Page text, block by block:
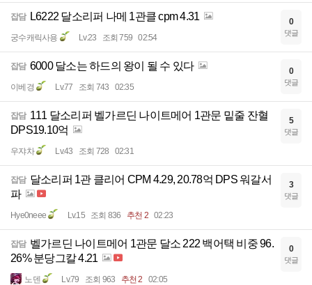
잡담 L6222 달소리퍼 나메 1관클 cpm 4.31
궁수캐릭사용 Lv.23 조회 759 02:54
0
댓글
잡담 6000 달소는 하드의 왕이 될 수 있다
이베경 Lv.77 조회 743 02:35
0
댓글
잡담 111 달소리퍼 벨가르딘 나이트메어 1관문 밑줄 잔혈
DPS19.10억
우쟈차 Lv.43 조회 728 02:31
5
댓글
잡담 달소리퍼 1관 클리어 CPM 4.29, 20.78억 DPS 워갈서
파
Hye0neee Lv.15 조회 836 추천 2 02:23
3
댓글
잡담 벨가르딘 나이트메어 1관문 달소 222 백어택 비중 96.
26% 분당그칼 4.21
노덴 Lv.79 조회 963 추천 2 02:05
0
댓글